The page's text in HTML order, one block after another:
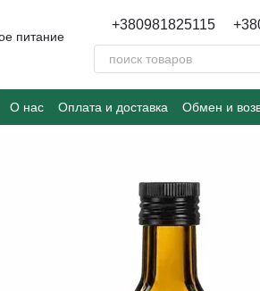
+380981825115
О нас Оплата и доставка Обмен и